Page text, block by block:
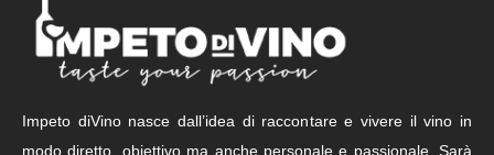
Impeto diVino nasce dall’idea di raccontare e vivere il vino in
modo diretto, obiettivo ma anche personale e passionale. Sarà